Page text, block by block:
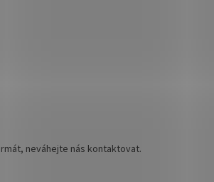
neváhejte nás kontaktovat.